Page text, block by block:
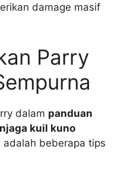
damage masif
Parry
dalam panduan
kuil kuno
adalah beberapa tips